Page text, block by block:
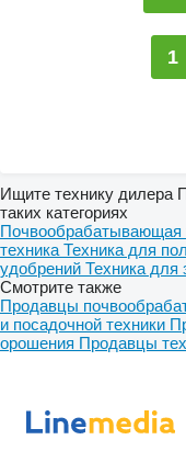
1
Ищите технику дилера
таких категориях
Почвообрабатывающая
техника Техника для
удобрений Техника для
Смотрите также
Продавцы
и посадочной техники
орошения Продавцы